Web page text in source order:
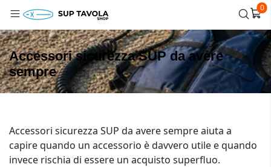
0
Accessori sicurezza SUP da avere
sempre
Accessori sicurezza SUP da avere sempre aiuta a
capire quando un accessorio è davvero utile e quando
invece rischia di essere un acquisto superfluo.